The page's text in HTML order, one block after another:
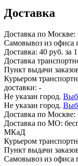
Доставка
Доставка по Москве:
Самовывоз из офиса
Доставка: 40 руб.
Доставка
Пункт выдачи
Курьером
доставки: -
Не указан город.
Не указан город.
Доставка по Москве:
Доставка по МО:
МКаД
Курьером
Пункт выдачи
Самовывоз из офиса